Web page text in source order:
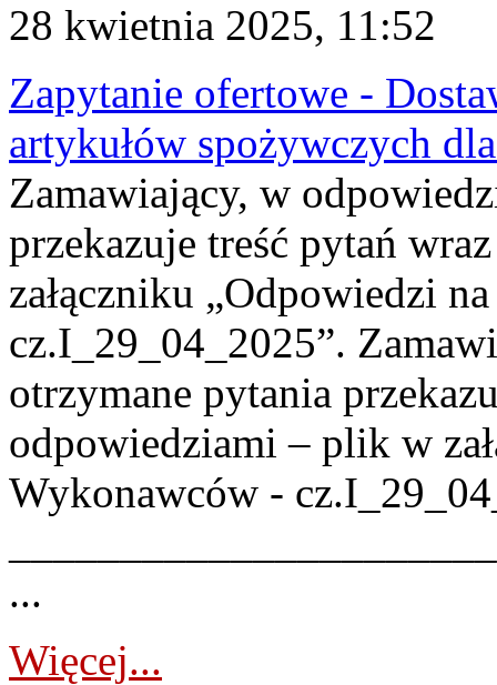
28 kwietnia 2025, 11:52
Zapytanie ofertowe -
artykułów spożywczych
Zamawiający, w
przekazuje treść pytań
załączniku „Odpowiedzi
cz.I_29_04_2025”.
otrzymane pytania
odpowiedziami – plik w
Wykonawców -
...
Więcej...